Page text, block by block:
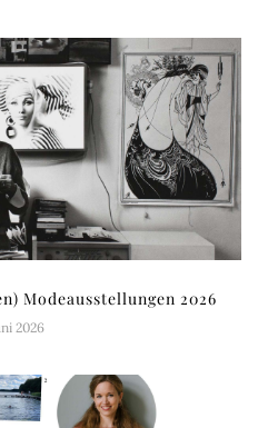
Modeausstellungen 2026
2026